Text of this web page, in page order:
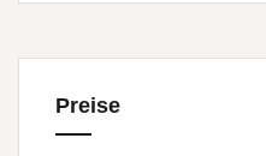
Preise